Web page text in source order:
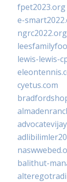
fpet2023.org
e-
ngrc2022.org
lewis-lewis-
cyetus.com
balithut-